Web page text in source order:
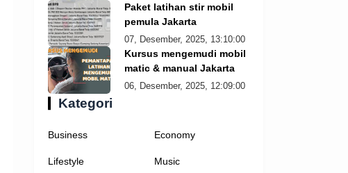
Paket latihan stir mobil
pemula Jakarta
07, Desember, 2025, 13:10:00
Kursus mengemudi mobil
matic & manual Jakarta
06, Desember, 2025, 12:09:00
Kategori
Business Economy
Lifestyle Music